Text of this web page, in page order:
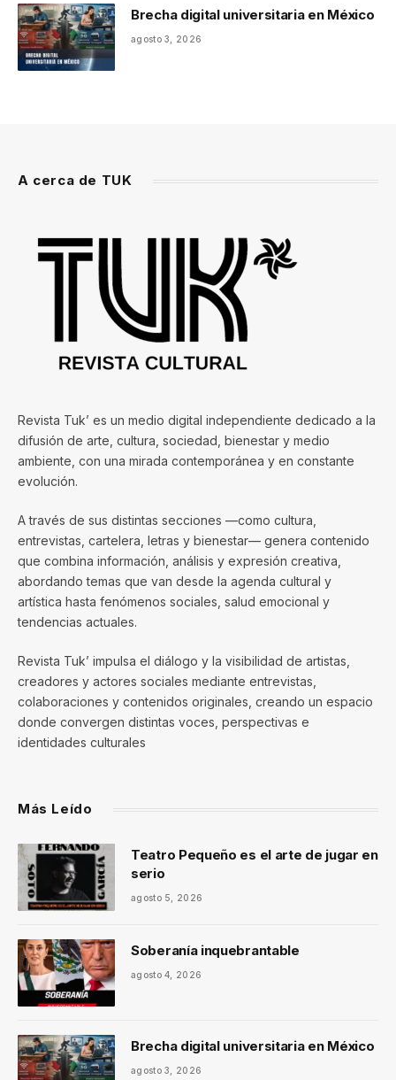
Brecha digital universitaria en México
agosto 3, 2026
A cerca de TUK
Revista Tuk’ es un medio digital independiente dedicado a la
difusión de arte, cultura, sociedad, bienestar y medio
ambiente, con una mirada contemporánea y en constante
evolución.
A través de sus distintas secciones —como cultura,
entrevistas, cartelera, letras y bienestar— genera contenido
que combina información, análisis y expresión creativa,
abordando temas que van desde la agenda cultural y
artística hasta fenómenos sociales, salud emocional y
tendencias actuales.
Revista Tuk’ impulsa el diálogo y la visibilidad de artistas,
creadores y actores sociales mediante entrevistas,
colaboraciones y contenidos originales, creando un espacio
donde convergen distintas voces, perspectivas e
identidades culturales
Más Leído
Teatro Pequeño es el arte de jugar en
serio
agosto 5, 2026
Soberanía inquebrantable
agosto 4, 2026
Brecha digital universitaria en México
agosto 3, 2026